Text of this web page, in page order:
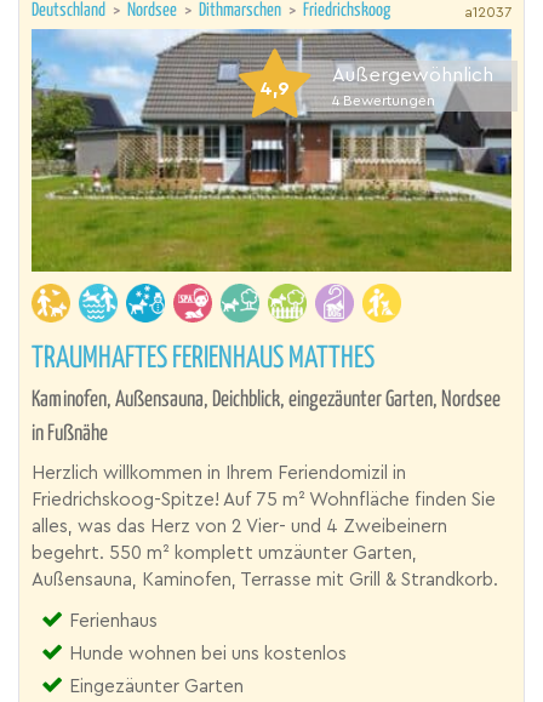
Deutschland > Nordsee > Dithmarschen > Friedrichskoog a12037
4,9
Außergewöhnlich
4 Bewertungen
TRAUMHAFTES FERIENHAUS MATTHES
Kaminofen, Außensauna, Deichblick, eingezäunter Garten, Nordsee
in Fußnähe
Herzlich willkommen in Ihrem Feriendomizil in
Friedrichskoog-Spitze! Auf 75 m² Wohnfläche finden Sie
alles, was das Herz von 2 Vier- und 4 Zweibeinern
begehrt. 550 m² komplett umzäunter Garten,
Außensauna, Kaminofen, Terrasse mit Grill & Strandkorb.
Ferienhaus
Hunde wohnen bei uns kostenlos
Eingezäunter Garten